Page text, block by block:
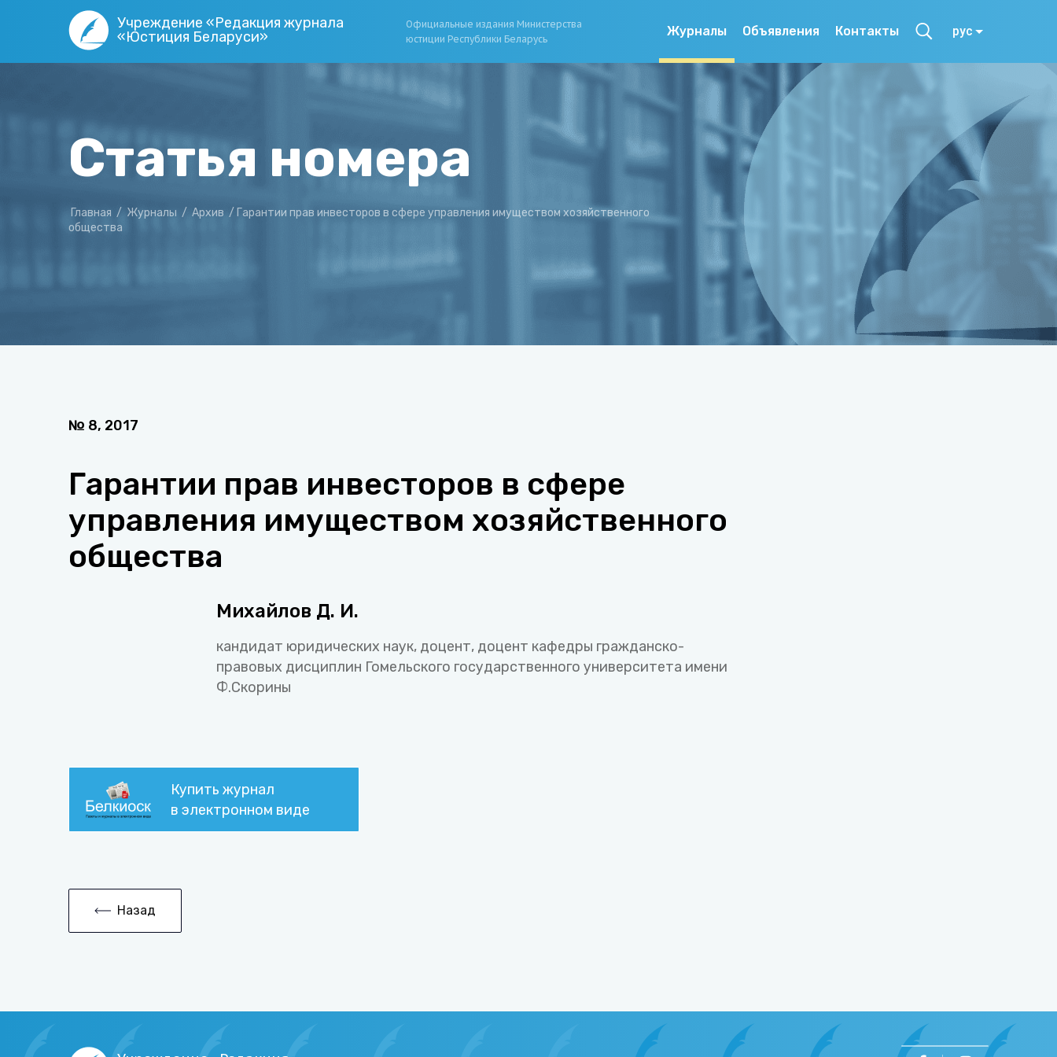
Учреждение «Редакция журнала
«Юстиция Беларуси»
Официальные издания Министерства
юстиции Республики Беларусь
Журналы Объявления Контакты рус
Статья номера
Главная / Журналы / Архив / Гарантии прав инвесторов в сфере управления имуществом хозяйственного
общества
№ 8, 2017
Гарантии прав инвесторов в сфере
управления имуществом хозяйственного
общества
Михайлов Д. И.
кандидат юридических наук, доцент, доцент кафедры гражданско-
правовых дисциплин Гомельского государственного университета имени
Ф.Скорины
Купить журнал
в электронном виде
Назад